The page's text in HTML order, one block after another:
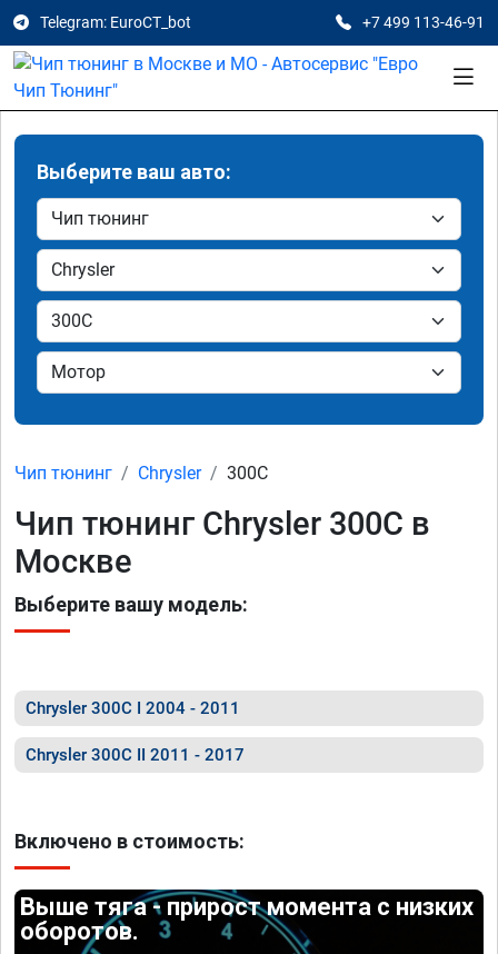
Telegram: EuroCT_bot +7 499 113-46-91
Выберите ваш авто:
Чип тюнинг Chrysler 300C
Чип тюнинг Chrysler 300C в
Москве
Выберите вашу модель:
Chrysler 300C I 2004 - 2011
Chrysler 300C II 2011 - 2017
Включено в стоимость:
Выше тяга - прирост момента с низких
оборотов.